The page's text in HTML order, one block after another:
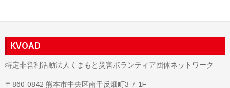
KVOAD
特定非営利活動法人くまもと災害ボランティア団体ネットワーク
〒860-0842 熊本市中央区南千反畑町3-7-1F